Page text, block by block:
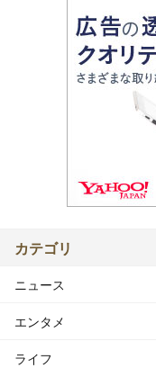
カテゴリ
ニュース
エンタメ
ライフ